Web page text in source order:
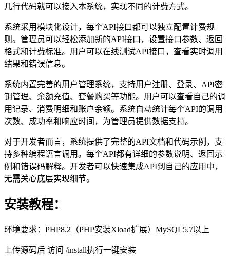
几行代码就可以接入本系统，实现不同的计费方式。
系统采用模块化设计，每个API接口都可以独立配置计费规
则。管理员可以轻松添加新的API接口，设置接口参数、返回
格式和计费标准。用户可以在线测试API接口，查看实时调用
结果和错误信息。
系统内置完善的用户管理系统，支持用户注册、登录、API密
钥管理、余额充值、套餐购买等功能。用户可以查看自己的调
用记录、消费明细和账户余额。系统自动统计每个API的调用
次数、成功率和响应时间，为管理员提供数据支持。
对于开发者而言，系统提供了完整的API文档和代码示例，支
持多种编程语言调用。每个API都有详细的参数说明、返回示
例和错误码解释。开发者可以快速集成API到自己的应用中，
无需关心底层实现细节。
安装教程：
环境要求：PHP8.2（PHP安装Xload扩展）MySQL5.7以上
上传源码后 访问 /install执行一键安装